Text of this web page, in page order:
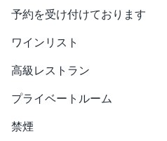
予約を受け付けております
ワインリスト
高級レストラン
プライベートルーム
禁煙